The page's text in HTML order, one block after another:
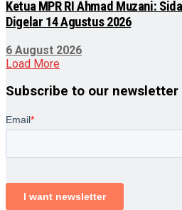
Ketua MPR RI Ahmad Muzani:
Digelar 14 Agustus 2026
6 August 2026
Load More
Subscribe to our newsletter